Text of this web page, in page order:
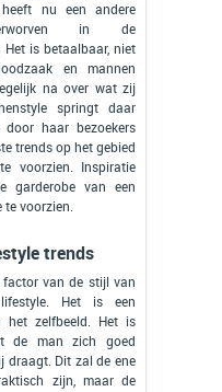
heeft nu een andere
in de
is betaalbaar, niet
en mannen
na over wat zij
springt daar
haar bezoekers
trends op het gebied
voorzien. Inspiratie
garderobe van een
te voorzien.
trends
factor van de stijl van
Het is een
het zelfbeeld. Het is
de man zich goed
draagt. Dit zal de ene
zijn, maar de